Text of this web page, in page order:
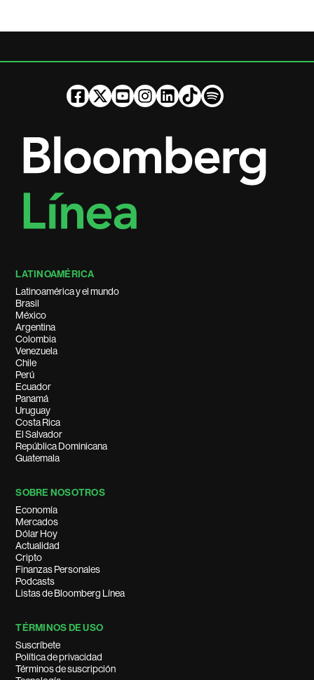
LATINOAMÉRICA
Latinoamérica y el mundo
Brasil
México
Argentina
Colombia
Venezuela
Chile
Perú
Ecuador
Panamá
Uruguay
Costa Rica
El Salvador
República Dominicana
Guatemala
SOBRE NOSOTROS
Economía
Mercados
Dólar Hoy
Actualidad
Cripto
Finanzas Personales
Podcasts
Listas de Bloomberg Línea
TÉRMINOS DE USO
Suscríbete
Política de privacidad
Términos de suscripción